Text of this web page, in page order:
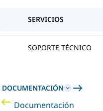
SERVICIOS
SOPORTE TÉCNICO
DOCUMENTACIÓN
Documentación